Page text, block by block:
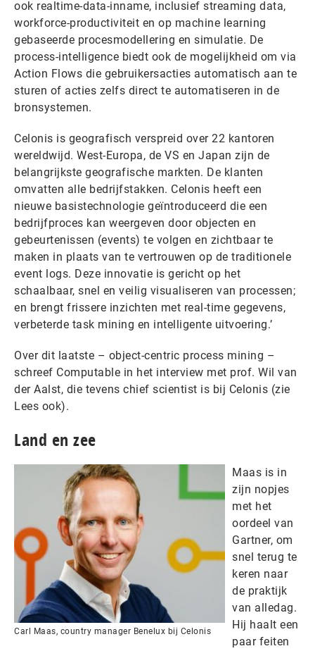
ook realtime-data-inname, inclusief streaming data,
workforce-productiviteit en op machine learning
gebaseerde procesmodellering en simulatie. De
process-intelligence biedt ook de mogelijkheid om via
Action Flows die gebruikersacties automatisch aan te
sturen of acties zelfs direct te automatiseren in de
bronsystemen.
Celonis is geografisch verspreid over 22 kantoren
wereldwijd. West-Europa, de VS en Japan zijn de
belangrijkste geografische markten. De klanten
omvatten alle bedrijfstakken. Celonis heeft een
nieuwe basistechnologie geïntroduceerd die een
bedrijfproces kan weergeven door objecten en
gebeurtenissen (events) te volgen en zichtbaar te
maken in plaats van te vertrouwen op de traditionele
event logs. Deze innovatie is gericht op het
schaalbaar, snel en veilig visualiseren van processen;
en brengt frissere inzichten met real-time gegevens,
verbeterde task mining en intelligente uitvoering.’
Over dit laatste – object-centric process mining –
schreef Computable in het interview met prof. Wil van
der Aalst, die tevens chief scientist is bij Celonis (zie
Lees ook).
Land en zee
Carl Maas, country manager Benelux bij Celonis
Maas is in
zijn nopjes
met het
oordeel van
Gartner, om
snel terug te
keren naar
de praktijk
van alledag.
Hij haalt een
paar feiten